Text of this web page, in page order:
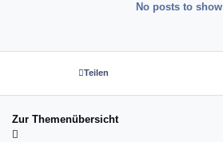
No posts to show
Teilen
Zur Themenübersicht